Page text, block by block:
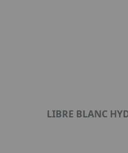
LIBRE BLANC